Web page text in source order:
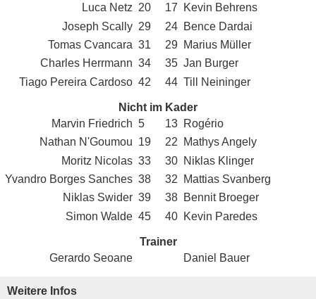
Luca Netz 20 17
Kevin Behrens
Joseph Scally 29 24 Bence Dardai
Tomas Cvancara 31 29 Marius Müller
Charles Herrmann 34 35 Jan Burger
Tiago Pereira Cardoso 42 44 Till Neininger
Nicht im Kader
Marvin Friedrich 5 13 Rogério
Nathan N'Goumou 19 22
Mathys Angely
Moritz Nicolas 33 30 Niklas Klinger
Yvandro Borges Sanches 38 32
Mattias Svanberg
Niklas Swider 39 38 Bennit Broeger
Simon Walde 45 40 Kevin Paredes
Trainer
Gerardo Seoane
Daniel Bauer
Weitere Infos